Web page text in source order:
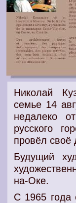
Николай
семье14
недалеко
русского
провёл своё
Будущий
на-Оке.
С 1965 года